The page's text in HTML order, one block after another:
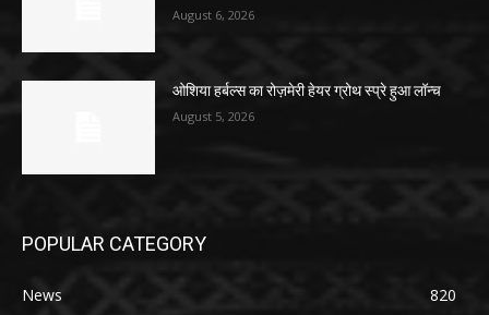
August 6, 2026
ओशिया हर्बल्स का रोज़मेरी हेयर ग्रोथ स्प्रे हुआ लॉन्च
August 5, 2026
POPULAR CATEGORY
News
820